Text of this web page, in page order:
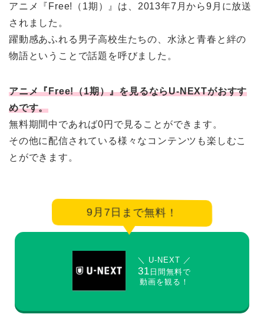
アニメ『Free!（1期）』は、2013年7月から9月に放送
されました。
躍動感あふれる男子高校生たちの、水泳と青春と絆の
物語ということで話題を呼びました。
アニメ『Free!（1期）』を見るならU-NEXTがおすす
めです。
無料期間中であれば0円で見ることができます。
その他に配信されている様々なコンテンツも楽しむこ
とができます。
9月7日まで無料！
＼ U-NEXT ／
31 日間無料で
動画を観る！